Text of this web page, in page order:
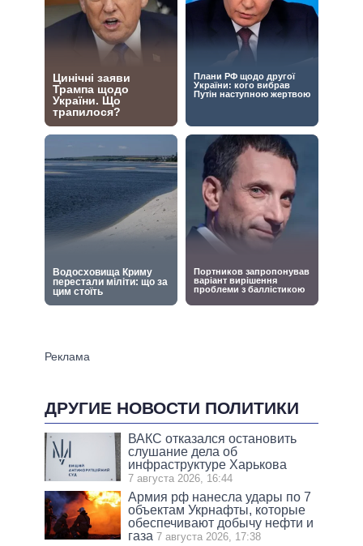
ДРУГИЕ НОВОСТИ ПОЛИТИКИ
ВАКС отказался остановить
слушание дела об
инфраструктуре Харькова
7 августа 2026, 16:44
Армия рф нанесла удары по 7
объектам Укрнафты, которые
обеспечивают добычу нефти и
газа 7 августа 2026, 17:38